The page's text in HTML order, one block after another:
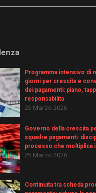
Programma intensivo di
giorni per crescita e
dei pagamenti: piano,
responsabilita
25 Marzo 2026
Governo della crescita
squadre pagamenti:
processo che moltiplica
25 Marzo 2026
Continuita tra scheda